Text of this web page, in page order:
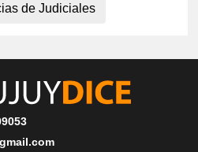
de Judiciales